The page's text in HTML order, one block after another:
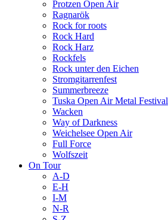
Protzen Open Air
Ragnarök
Rock for roots
Rock Hard
Rock Harz
Rockfels
Rock unter den Eichen
Stromgitarrenfest
Summerbreeze
Tuska Open Air Metal Festival
Wacken
Way of Darkness
Weichelsee Open Air
Full Force
Wolfszeit
On Tour
A-D
E-H
I-M
N-R